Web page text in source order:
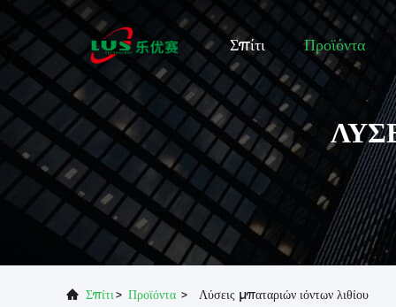
Σπίτι Προϊόντα
Σπίτι> Προϊόντα > Λύσεις μπαταριών ιόντων λιθίου